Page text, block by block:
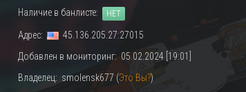
Наличие в банлисте: НЕТ
Адрес:
45.136.205.27:27015
Добавлен в мониторинг: 05.02.2024 [19:01]
Владелец: smolensk677 (Это Вы?)